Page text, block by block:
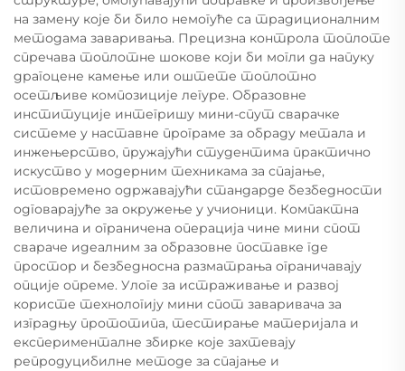
на замену које би било немогуће са традиционалним
методама заваривања. Прецизна контрола топлоте
спречава топлотне шокове који би могли да напуку
драгоцене камење или оштете топлотно
осетљиве композиције легуре. Образовне
институције интегришу мини-спут сварачке
системе у наставне програме за обраду метала и
инжењерство, пружајући студентима практично
искуство у модерним техникама за спајање,
истовремено одржавајући стандарде безбедности
одговарајуће за окружење у учионици. Компактна
величина и ограничена операција чине мини спот
свараче идеалним за образовне поставке где
простор и безбедносна разматрања ограничавају
опције опреме. Улоге за истраживање и развој
користе технологију мини спот заваривача за
изградњу прототипа, тестирање материјала и
експерименталне збирке које захтевају
репродуцибилне методе за спајање и